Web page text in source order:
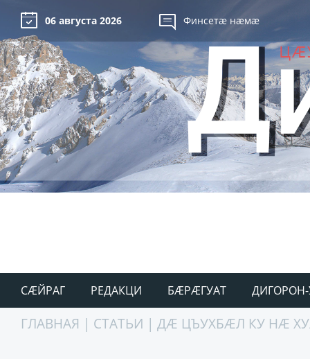
06 августа 2026 Финсетæ нæмæ
СÆЙРАГ РЕДАКЦИ БÆРÆГУАТ ДИГОРОН-
ГЛАВНАЯ | СТАТЬИ | ДӔ ЦЪУХБӔЛ КУ НӔ